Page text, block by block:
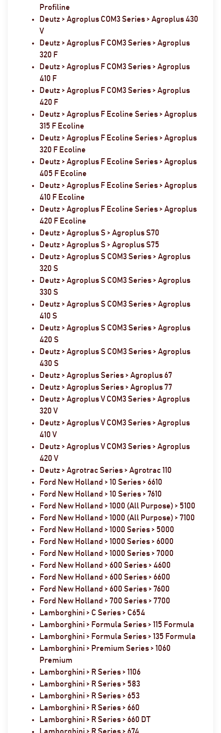
Profiline
Deutz > Agroplus COM3 Series > Agroplus 430
V
Deutz > Agroplus F COM3 Series > Agroplus
320 F
Deutz > Agroplus F COM3 Series > Agroplus
410 F
Deutz > Agroplus F COM3 Series > Agroplus
420 F
Deutz > Agroplus F Ecoline Series > Agroplus
315 F Ecoline
Deutz > Agroplus F Ecoline Series > Agroplus
320 F Ecoline
Deutz > Agroplus F Ecoline Series > Agroplus
405 F Ecoline
Deutz > Agroplus F Ecoline Series > Agroplus
410 F Ecoline
Deutz > Agroplus F Ecoline Series > Agroplus
420 F Ecoline
Deutz > Agroplus S > Agroplus S70
Deutz > Agroplus S > Agroplus S75
Deutz > Agroplus S COM3 Series > Agroplus
320 S
Deutz > Agroplus S COM3 Series > Agroplus
330 S
Deutz > Agroplus S COM3 Series > Agroplus
410 S
Deutz > Agroplus S COM3 Series > Agroplus
420 S
Deutz > Agroplus S COM3 Series > Agroplus
430 S
Deutz > Agroplus Series > Agroplus 67
Deutz > Agroplus Series > Agroplus 77
Deutz > Agroplus V COM3 Series > Agroplus
320 V
Deutz > Agroplus V COM3 Series > Agroplus
410 V
Deutz > Agroplus V COM3 Series > Agroplus
420 V
Deutz > Agrotrac Series > Agrotrac 110
Ford New Holland > 10 Series > 6610
Ford New Holland > 10 Series > 7610
Ford New Holland > 1000 (All Purpose) > 5100
Ford New Holland > 1000 (All Purpose) > 7100
Ford New Holland > 1000 Series > 5000
Ford New Holland > 1000 Series > 6000
Ford New Holland > 1000 Series > 7000
Ford New Holland > 600 Series > 4600
Ford New Holland > 600 Series > 6600
Ford New Holland > 600 Series > 7600
Ford New Holland > 700 Series > 7700
Lamborghini > C Series > C654
Lamborghini > Formula Series > 115 Formula
Lamborghini > Formula Series > 135 Formula
Lamborghini > Premium Series > 1060
Premium
Lamborghini > R Series > 1106
Lamborghini > R Series > 583
Lamborghini > R Series > 653
Lamborghini > R Series > 660
Lamborghini > R Series > 660 DT